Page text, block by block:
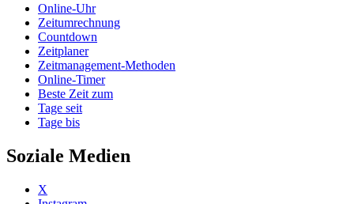
Online-Uhr
Zeitumrechnung
Countdown
Zeitplaner
Zeitmanagement-Methoden
Online-Timer
Beste Zeit zum
Tage seit
Tage bis
Soziale Medien
X